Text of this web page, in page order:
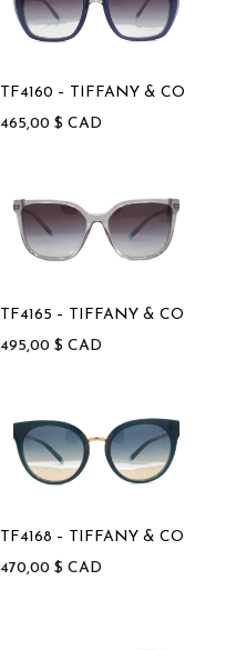
TF4160 – TIFFANY & CO
465,00 $ CAD
TF4165 – TIFFANY & CO
495,00 $ CAD
TF4168 – TIFFANY & CO
470,00 $ CAD